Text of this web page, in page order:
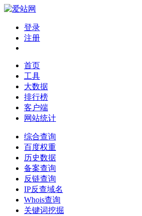
登录
注册
首页
工具
大数据
排行榜
客户端
网站统计
综合查询
百度权重
历史数据
备案查询
反链查询
IP反查域名
Whois查询
关键词挖掘